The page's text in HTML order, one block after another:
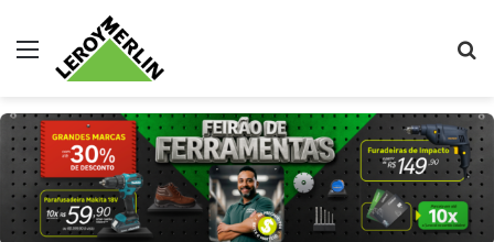
Menu